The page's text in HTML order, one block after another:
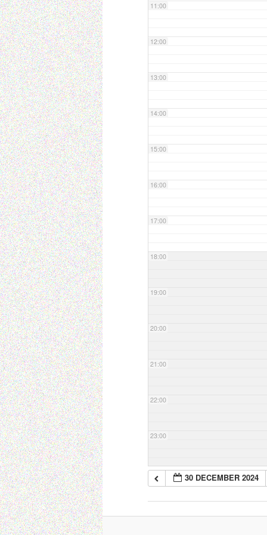
11:00
12:00
13:00
14:00
15:00
16:00
17:00
18:00
19:00
20:00
21:00
22:00
23:00
30 DECEMBER 2024